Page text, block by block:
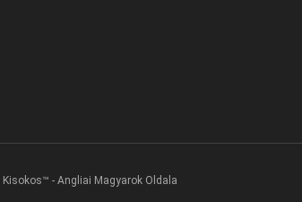
- Angliai Magyarok Oldala